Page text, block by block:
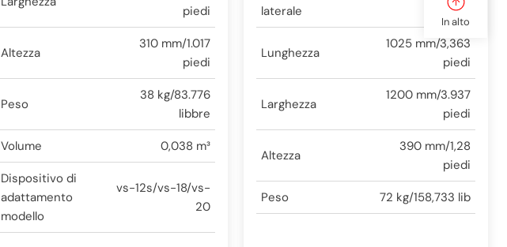
piedi
Altezza
310 mm/1.017
piedi
Peso
38 kg/83.776
libbre
Volume 0,038 m³
Dispositivo di
adattamento
modello
vs-12s/vs-18/vs-
20
laterale
piedi
Lunghezza
1025 mm/3,363
piedi
Larghezza
1200 mm/3.937
piedi
Altezza
390 mm/1,28
piedi
Peso 72 kg/158,733 lib
In alto